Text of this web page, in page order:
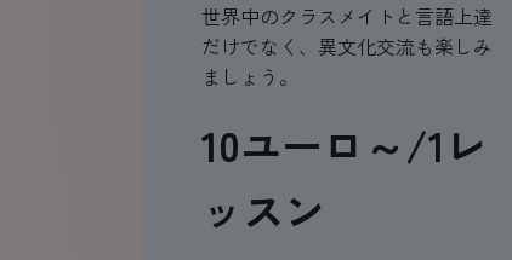
世界中のクラスメイトと言語上達
だけでなく、異文化交流も楽しみ
ましょう。
10ユーロ～/1レ
ッスン